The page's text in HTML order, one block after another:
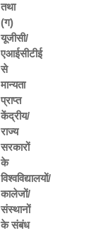
तथा
(ग)
यूजीसी/
एआईसीटीई
से
मान्यता
प्राप्त
केंद्रीय/
राज्य
सरकारों
के
विश्वविद्यालयों/
कालेजों/
संस्थानों
के संबंध